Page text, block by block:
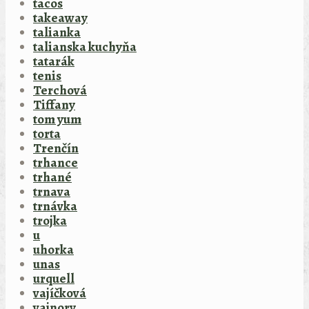
tacos
takeaway
talianka
talianska kuchyňa
tatarák
tenis
Terchová
Tiffany
tom yum
torta
Trenčín
trhance
trhané
trnava
trnávka
trojka
u
uhorka
unas
urquell
vajíčková